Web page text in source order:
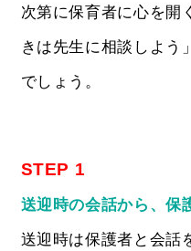
次第に保育者に心を開
きは先生に相談しよう
でしょう。
STEP 1
送迎時の会話から、保
送迎時は保護者と会話